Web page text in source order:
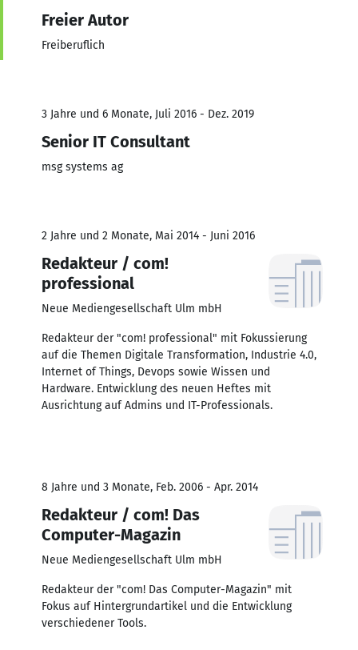
Freier Autor
Freiberuflich
3 Jahre und 6 Monate, Juli 2016 - Dez. 2019
Senior IT Consultant
msg systems ag
2 Jahre und 2 Monate, Mai 2014 - Juni 2016
Redakteur / com!
professional
Neue Mediengesellschaft Ulm mbH
Redakteur der "com! professional" mit Fokussierung
auf die Themen Digitale Transformation, Industrie 4.0,
Internet of Things, Devops sowie Wissen und
Hardware. Entwicklung des neuen Heftes mit
Ausrichtung auf Admins und IT-Professionals.
8 Jahre und 3 Monate, Feb. 2006 - Apr. 2014
Redakteur / com! Das
Computer-Magazin
Neue Mediengesellschaft Ulm mbH
Redakteur der "com! Das Computer-Magazin" mit
Fokus auf Hintergrundartikel und die Entwicklung
verschiedener Tools.